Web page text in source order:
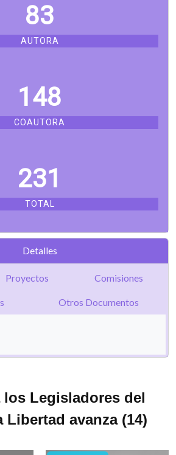
83
AUTORA
148
COAUTORA
231
TOTAL
Detalles
Proyectos Comisiones
Otros Documentos
los Legisladores del
Libertad avanza (14)